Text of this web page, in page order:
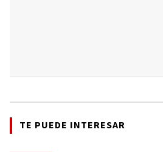
TE PUEDE INTERESAR